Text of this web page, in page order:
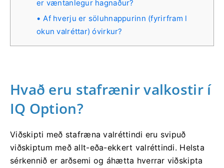
er væntanlegur hagnaður?
Af hverju er söluhnappurinn (fyrirfram l
okun valréttar) óvirkur?
Hvað eru stafrænir valkostir í
IQ Option?
Viðskipti með stafræna valréttindi eru svipuð
viðskiptum með allt-eða-ekkert valréttindi. Helsta
sérkennið er arðsemi og áhætta hverrar viðskipta